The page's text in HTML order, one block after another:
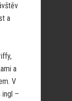
a
a
V
ingl –